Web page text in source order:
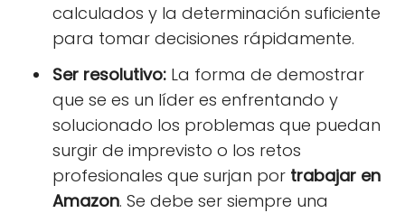
calculados y la determinación suficiente
para tomar decisiones rápidamente.
Ser resolutivo: La forma de demostrar
que se es un líder es enfrentando y
solucionado los problemas que puedan
surgir de imprevisto o los retos
profesionales que surjan por trabajar en
Amazon. Se debe ser siempre una